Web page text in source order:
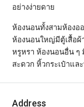
อย่างง่ายดาย
ห้องนอนทั้งสามห้องอ
ห้องนอนใหญ่มีตู้เสื้อ
หรูหรา ห้องนอนอื่น ๆ
สะดวก หิ้วกระเป๋าแล
Address